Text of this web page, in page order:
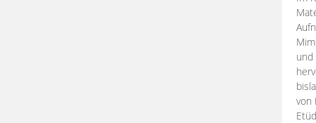
und
von